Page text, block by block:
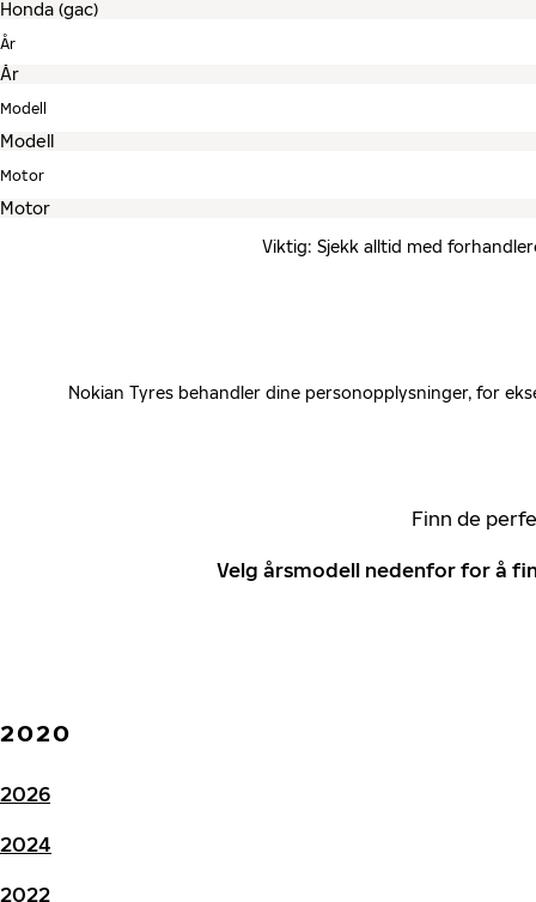
År
Modell
Motor
Viktig: Sjekk alltid med
Nokian Tyres behandler dine personopplysninger, for
Finn de
Velg årsmodell nedenfor for å
2020
2026
2024
2022